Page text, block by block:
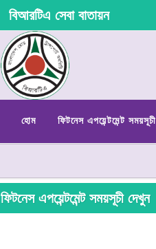
বিআরটিএ সেবা বাতায়ন
হোম ফিটনেস এপয়েন্টমেন্ট সময়সূচী
ফিটনেস এপয়েন্টমেন্ট সময়সূচী দেখুন